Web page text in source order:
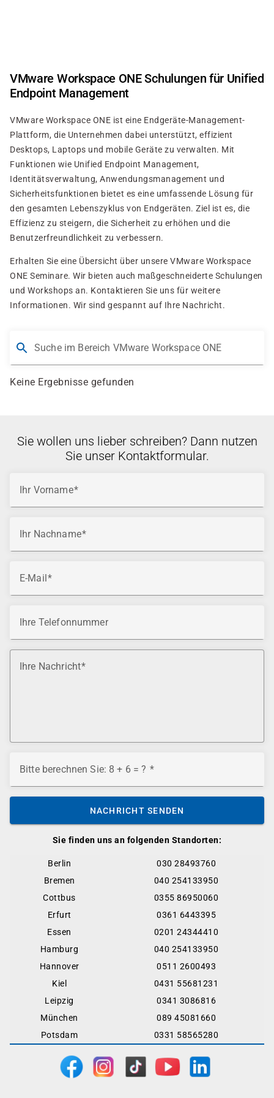
VMware Workspace ONE Schulungen für Unified
Endpoint Management
VMware Workspace ONE ist eine Endgeräte-Management-
Plattform, die Unternehmen dabei unterstützt, effizient
Desktops, Laptops und mobile Geräte zu verwalten. Mit
Funktionen wie Unified Endpoint Management,
Identitätsverwaltung, Anwendungsmanagement und
Sicherheitsfunktionen bietet es eine umfassende Lösung für
den gesamten Lebenszyklus von Endgeräten. Ziel ist es, die
Effizienz zu steigern, die Sicherheit zu erhöhen und die
Benutzerfreundlichkeit zu verbessern.
Erhalten Sie eine Übersicht über unsere VMware Workspace
ONE Seminare. Wir bieten auch maßgeschneiderte Schulungen
und Workshops an. Kontaktieren Sie uns für weitere
Informationen. Wir sind gespannt auf Ihre Nachricht.
Suche im Bereich VMware Workspace ONE
Keine Ergebnisse gefunden
Sie finden uns an folgenden Standorten:
Berlin
030 28493760
Bremen
040 254133950
Cottbus
0355 86950060
Erfurt
0361 6443395
Essen
0201 24344410
Hamburg
040 254133950
Hannover
0511 2600493
Kiel
0431 55681231
Leipzig
0341 3086816
München
089 45081660
Potsdam
0331 58565280
Sie wollen uns lieber schreiben? Dann nutzen
Sie unser Kontaktformular.
Ihr Vorname
Ihr Nachname
E-Mail
Ihre Telefonnummer
Ihre Nachricht
Bitte berechnen Sie: 8 + 6 = ?
NACHRICHT SENDEN